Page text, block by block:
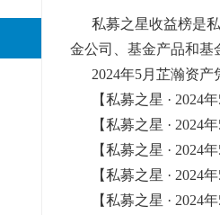
私募之星收益榜是私
金公司、基金产品和基
2024年5月芷瀚资产
【私募之星 · 2024年
【私募之星 · 2024年
【私募之星 · 2024年
【私募之星 · 2024年
【私募之星 · 2024年